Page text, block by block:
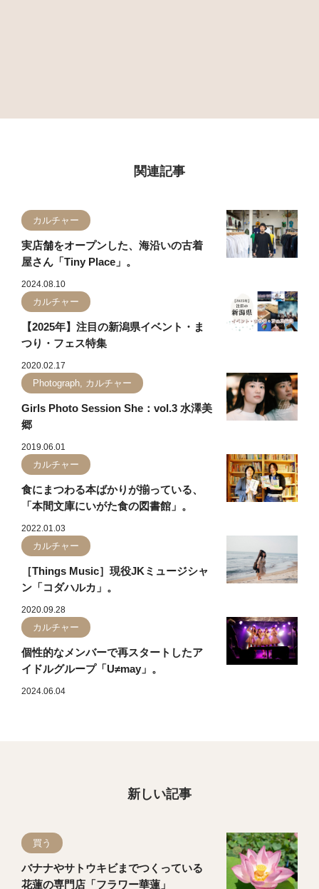
関連記事
カルチャー
実店舗をオープンした、海沿いの古着
屋さん「Tiny Place」。
2024.08.10
カルチャー
【2025年】注目の新潟県イベント・ま
つり・フェス特集
2020.02.17
Photograph, カルチャー
Girls Photo Session She：vol.3 水澤美
郷
2019.06.01
カルチャー
食にまつわる本ばかりが揃っている、
「本間文庫にいがた食の図書館」。
2022.01.03
カルチャー
［Things Music］現役JKミュージシャ
ン「コダハルカ」。
2020.09.28
カルチャー
個性的なメンバーで再スタートしたア
イドルグループ「U≠may」。
2024.06.04
新しい記事
買う
バナナやサトウキビまでつくっている
花蓮の専門店「フラワー華蓮」